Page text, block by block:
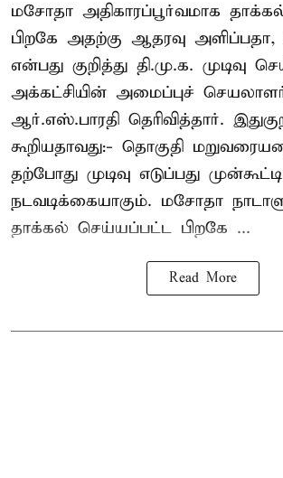
மசோதா அதிகாரப்பூர்வமாக
பிறகே அதற்கு ஆதரவு அளிப்பதா,
என்பது குறித்து தி.மு.க. முடிவு
அக்கட்சியின் அமைப்புச்
ஆர்.எஸ்.பாரதி தெரிவித்தார்.
கூறியதாவது:- தொகுதி
தற்போது முடிவு எடுப்பது
நடவடிக்கையாகும். மசோதா
தாக்கல் செய்யப்பட்ட பிறகே ...
Read More